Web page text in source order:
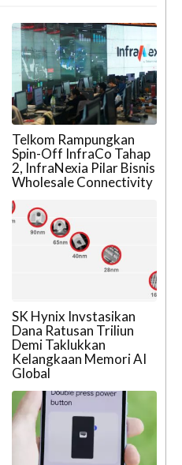
Telkom Rampungkan
Spin-Off InfraCo Tahap
2, InfraNexia Pilar Bisnis
Wholesale Connectivity
SK Hynix Invstasikan
Dana Ratusan Triliun
Demi Taklukkan
Kelangkaan Memori AI
Global